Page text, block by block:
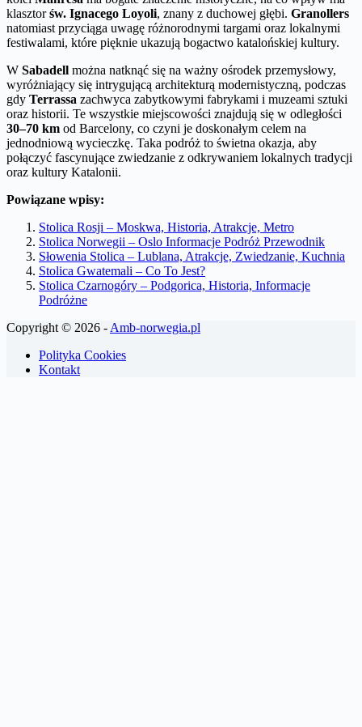
klasztorśw. Ignacego Loyoli, znany z duchowej głębi. Granollers
natomiast przyciąga uwagę różnorodnymi targami oraz lokalnymi
festiwalami, które pięknie ukazują bogactwo katalońskiej kultury.
W Sabadell można natknąć się na ważny ośrodek przemysłowy,
wyróżniający się intrygującą architekturą modernistyczną, podczas
gdy Terrassa zachwyca zabytkowymi fabrykami i muzeami sztuki
oraz historii. Te wszystkie miejscowości znajdują się w odległości
30–70 km od Barcelony, co czyni je doskonałym celem na
jednodniową wycieczkę. Taka podróż to świetna okazja, aby
połączyć fascynujące zwiedzanie z odkrywaniem lokalnych tradycji
oraz kultury Katalonii.
Powiązane wpisy:
Stolica Rosji – Moskwa, Historia, Atrakcje, Metro
Stolica Norwegii – Oslo Informacje Podróż Przewodnik
Słowenia Stolica – Lublana, Atrakcje, Zwiedzanie, Kuchnia
Stolica Gwatemali – Co To Jest?
Stolica Czarnogóry – Podgorica, Historia, Informacje
Podróżne
Copyright © 2026 - Amb-norwegia.pl
Polityka Cookies
Kontakt